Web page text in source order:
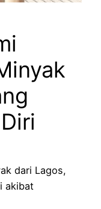
dari Lagos,
akibat